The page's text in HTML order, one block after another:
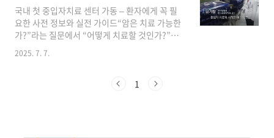
국내 첫 중입자치료 센터 가동 – 환자에게 꼭 필
요한 사전 정보와 실전 가이드“암은 치료 가능한
가?”라는 질문에서 “어떻게 치료할 것인가?”로
의료 패러다임이 전환되고 있습니다. 이제 중입
자치료는 더 이상 일본에만 존재하는 기술이 아
를 앞두고 있으며, 환자들은 새로운 선택지를 눈
2025. 7. 7.
1